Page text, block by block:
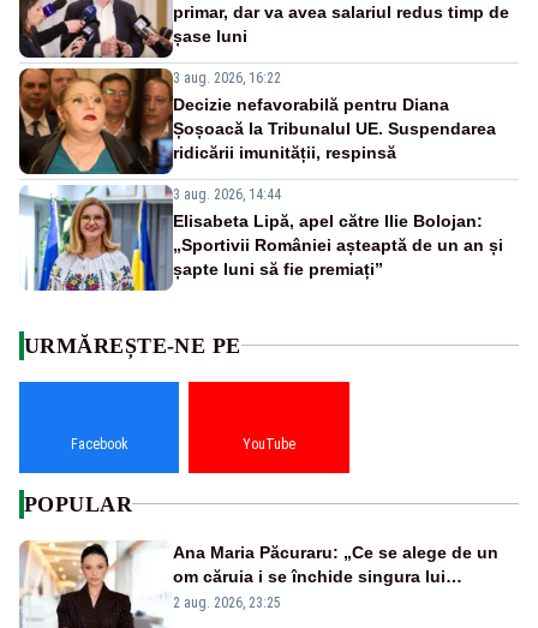
primar, dar va avea salariul redus timp de
șase luni
3 aug. 2026, 16:22
Decizie nefavorabilă pentru Diana
Șoșoacă la Tribunalul UE. Suspendarea
ridicării imunității, respinsă
3 aug. 2026, 14:44
Elisabeta Lipă, apel către Ilie Bolojan:
„Sportivii României așteaptă de un an și
șapte luni să fie premiați”
URMĂREȘTE-NE PE
Facebook YouTube
POPULAR
Ana Maria Păcuraru: „Ce se alege de un
om căruia i se închide singura lui
portiță?”
2 aug. 2026, 23:25